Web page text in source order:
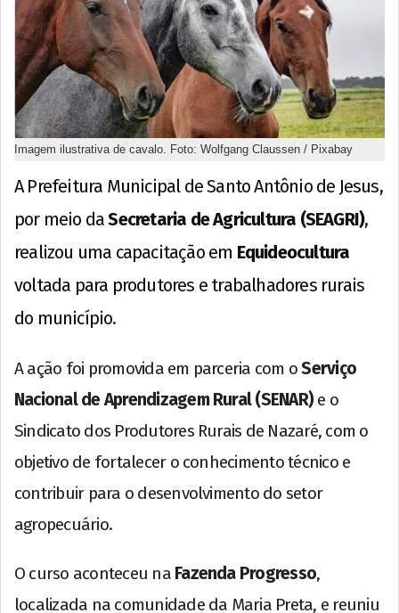
Imagem ilustrativa de cavalo. Foto: Wolfgang Claussen / Pixabay
A Prefeitura Municipal de Santo Antônio de Jesus,
por meio daSecretaria de Agricultura (SEAGRI),
realizou uma capacitação em Equideocultura
voltada para produtores e trabalhadores rurais
do município.
A ação foi promovida em parceria com oServiço
Nacional de Aprendizagem Rural (SENAR) e o
Sindicato dos Produtores Rurais de Nazaré, com o
objetivo de fortalecer o conhecimento técnico e
contribuir para o desenvolvimento do setor
agropecuário.
O curso aconteceu na Fazenda Progresso,
localizada na comunidade da Maria Preta, e reuniu